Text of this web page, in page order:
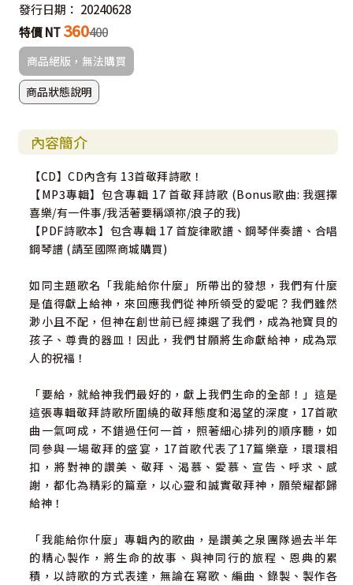
發行日期： 20240628
特價 NT 360400
商品絕版，無法購買
商品狀態說明
內容簡介
【CD】CD內含有 13首敬拜詩歌！
【MP3專輯】包含專輯 17 首敬拜詩歌 (Bonus歌曲: 我選擇
喜樂/有一件事/我活著要稱頌祢/浪子的我)
【PDF詩歌本】包含專輯 17 首旋律歌譜、鋼琴伴奏譜、合唱
鋼琴譜 (請至國際商城購買)
如同主題歌名「我能給你什麼」所帶出的發想，我們有什麼
是值得獻上給神，來回應我們從神所領受的愛呢？我們雖然
渺小且不配，但神在創世前已經揀選了我們，成為祂寶貝的
孩子、尊貴的器皿！因此，我們甘願將生命獻給神，成為眾
人的祝褔！
「要給，就給神我們最好的，獻上我們生命的全部！」這是
這張專輯敬拜詩歌所圍繞的敬拜態度和渴望的深度，17首歌
曲一氣呵成，不錯過任何一首，照著細心排列的順序聽，如
同參與一場敬拜的盛宴，17首歌代表了17篇樂章，環環相
扣，將對神的讚美、敬拜、渴慕、愛慕、宣告、呼求、感
謝，都化為精彩的篇章，以心靈和誠實敬拜神，願榮耀都歸
給神！
「我能給你什麼」專輯內的歌曲，是讚美之泉團隊過去半年
的精心製作，將生命的故事、與神同行的旅程、恩典的累
積，以詩歌的方式表達，無論在寫歌、編曲、錄製、製作各